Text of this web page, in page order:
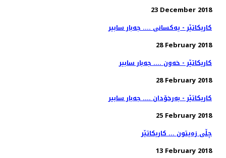
23 December 2018
کاریکاتێر - یەکسانی .... جەبار سابیر
28 February 2018
کاریکاتێر - خەون .... جەبار سابیر
28 February 2018
کاریکاتێر - بەرخۆدان .... جەبار سابیر
25 February 2018
چڵی زەیتون ... کاریکاتێر
13 February 2018